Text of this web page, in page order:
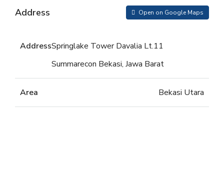
Address Open on Google Maps
AddressSpringlake Tower Davalia Lt.11
Summarecon Bekasi, Jawa Barat
Area Bekasi Utara